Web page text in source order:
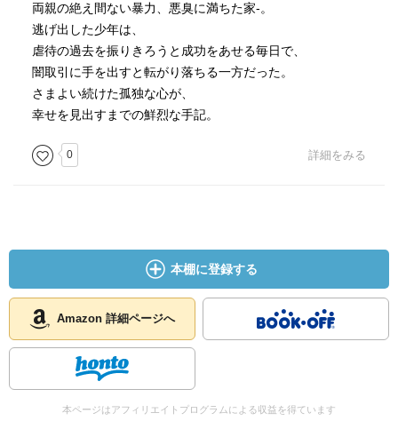
両親の絶え間ない暴力、悪臭に満ちた家-。
逃げ出した少年は、
虐待の過去を振りきろうと成功をあせる毎日で、
闇取引に手を出すと転がり落ちる一方だった。
さまよい続けた孤独な心が、
幸せを見出すまでの鮮烈な手記。
0 詳細をみる
本棚に登録する
Amazon 詳細ページへ
本ページはアフィリエイトプログラムによる収益を得ています